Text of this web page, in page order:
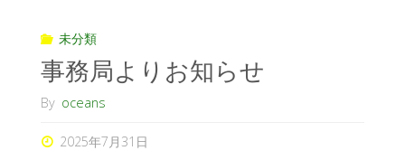
未分類
事務局よりお知らせ
By oceans
2025年7月31日